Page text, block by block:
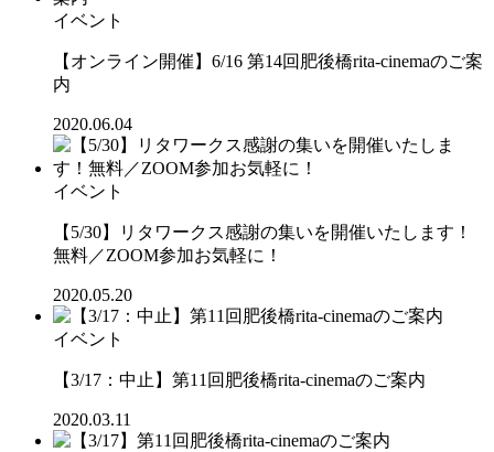
イベント
【オンライン開催】6/16 第14回肥後橋rita-cinemaのご案
内
2020.06.04
イベント
【5/30】リタワークス感謝の集いを開催いたします！
無料／ZOOM参加お気軽に！
2020.05.20
イベント
【3/17：中止】第11回肥後橋rita-cinemaのご案内
2020.03.11